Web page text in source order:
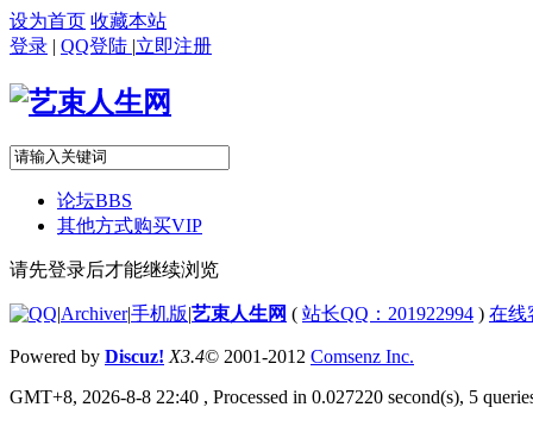
设为首页 收藏本站
登录 | QQ登陆 |立即注册
论坛BBS
其他方式购买VIP
请先登录后才能继续浏览
|Archiver|手机版|艺束人生网 ( 站长QQ：201922994 ) 在线
Powered by Discuz! X3.4© 2001-2012 Comsenz Inc.
GMT+8, 2026-8-8 22:40 , Processed in 0.027220 second(s), 5